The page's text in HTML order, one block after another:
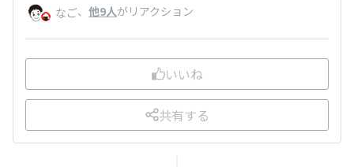
なご、 他9人がリアクション
いいね
共有する